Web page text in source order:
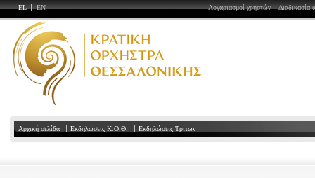
EN
EL Διαδικασία
Λογαριασμοί χρηστών
Αρχική σελίδα Εκδηλώσεις Κ.Ο.Θ. Εκδηλώσεις Τρίτων